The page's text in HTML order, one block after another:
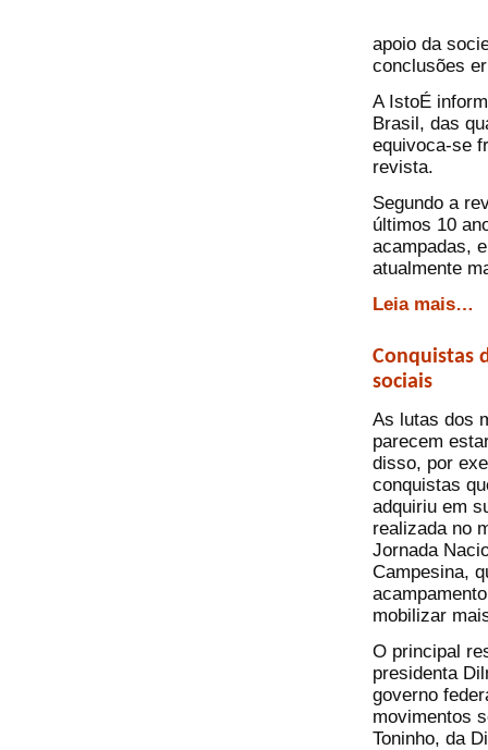
apoio da
conclusões
A IstoÉ
Brasil, das
equivoca-se
revista.
Segundo a
últimos 10
acampadas,
atualmente
Leia mais…
Conquistas
sociais
As lutas dos
parecem
disso, por
conquistas
adquiriu em
realizada no
Jornada
Campesina,
mobilizar
O principal
presidenta
governo
movimentos
Toninho, da